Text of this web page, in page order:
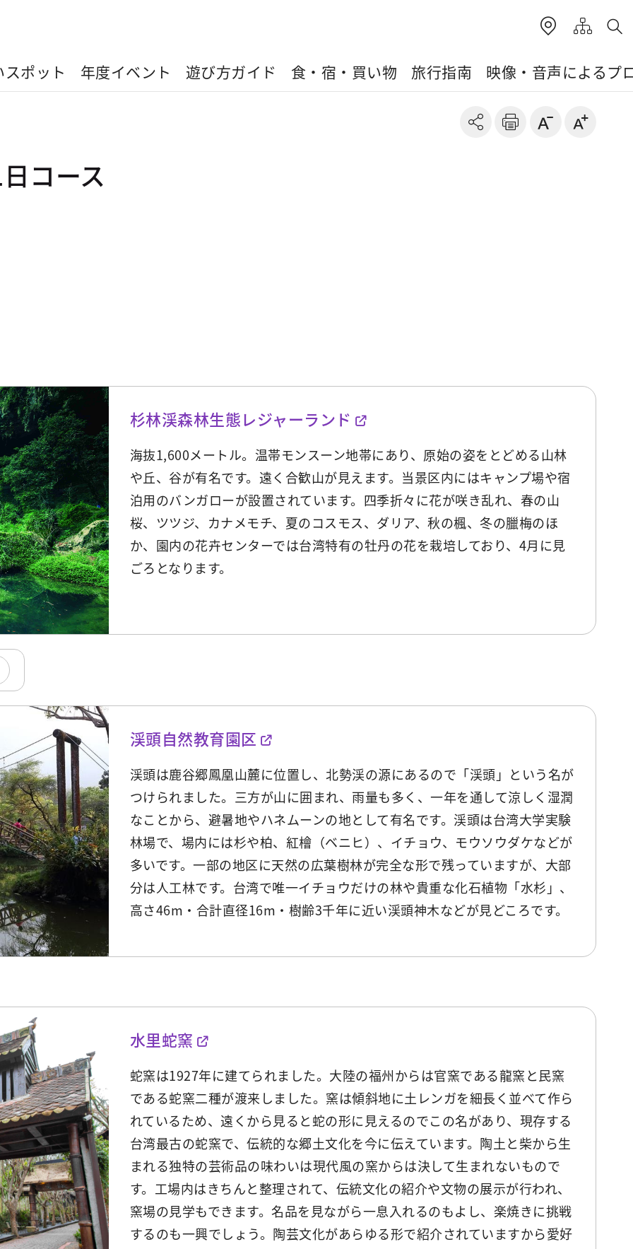
ポット 年度イベント 遊び方ガイド 食・宿・買い物 旅行指南 映像・音声によるプ
コース
杉林渓森林生態レジャーランド
海抜1,600メートル。温帯モンスーン地帯にあり、原始の姿をとどめる山林
や丘、谷が有名です。遠く合歓山が見えます。当景区内にはキャンプ場や宿
泊用のバンガローが設置されています。四季折々に花が咲き乱れ、春の山
桜、ツツジ、カナメモチ、夏のコスモス、ダリア、秋の楓、冬の臘梅のほ
か、園内の花卉センターでは台湾特有の牡丹の花を栽培しており、4月に見
ごろとなります。
渓頭自然教育園区
渓頭は鹿谷郷鳳凰山麓に位置し、北勢渓の源にあるので「渓頭」という名が
つけられました。三方が山に囲まれ、雨量も多く、一年を通して涼しく湿潤
なことから、避暑地やハネムーンの地として有名です。渓頭は台湾大学実験
林場で、場内には杉や柏、紅檜（ベニヒ）、イチョウ、モウソウダケなどが
多いです。一部の地区に天然の広葉樹林が完全な形で残っていますが、大部
分は人工林です。台湾で唯一イチョウだけの林や貴重な化石植物「水杉」、
高さ46m・合計直径16m・樹齢3千年に近い渓頭神木などが見どころです。
水里蛇窯
蛇窯は1927年に建てられました。大陸の福州からは官窯である龍窯と民窯
である蛇窯二種が渡来しました。窯は傾斜地に土レンガを細長く並べて作ら
れているため、遠くから見ると蛇の形に見えるのでこの名があり、現存する
台湾最古の蛇窯で、伝統的な郷土文化を今に伝えています。陶土と柴から生
まれる独特の芸術品の味わいは現代風の窯からは決して生まれないもので
す。工場内はきちんと整理されて、伝統文化の紹介や文物の展示が行われ、
窯場の見学もできます。名品を見ながら一息入れるのもよし、楽焼きに挑戦
するのも一興でしょう。陶芸文化があらゆる形で紹介されていますから愛好